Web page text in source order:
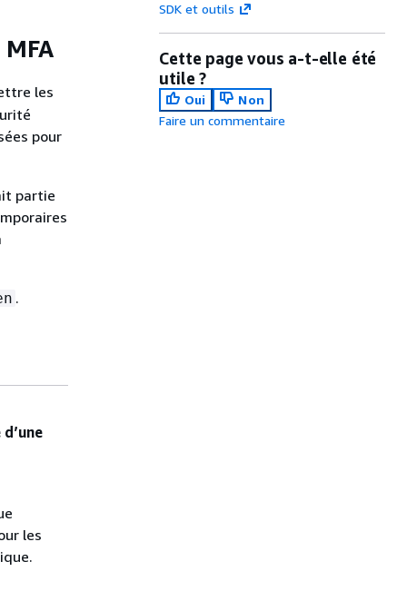
les
pour
partie
.
les
SDK et outils
Cette page vous a-t-elle été
utile ?
Oui
Non
Faire un commentaire